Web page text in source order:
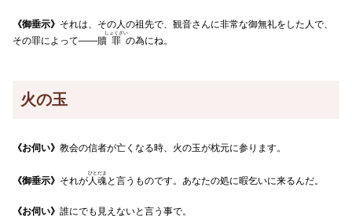
《御垂示》 それは、その人の祖先で、観音さんに非常な御無礼をした人で、
その罪によって――贖 罪
しょくざい
の為にね。
火の玉
《お伺い》 教会の信者が亡くなる時、火の玉が枕元に参ります。
《御垂示》 それが人魂
ひとだま
と言うものです。あなたの処に暇乞いに来るんだ。
《お伺い》 誰にでも見えないと言う事で。